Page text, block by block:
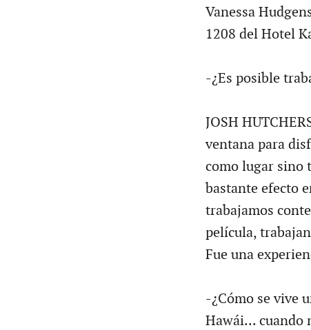
Vanessa
1208 del Hotel
-¿Es posible
JOSH
ventana para
como lugar sino
bastante efecto
trabajamos
película,
Fue una
-¿Cómo se vive
Hawái... cuando